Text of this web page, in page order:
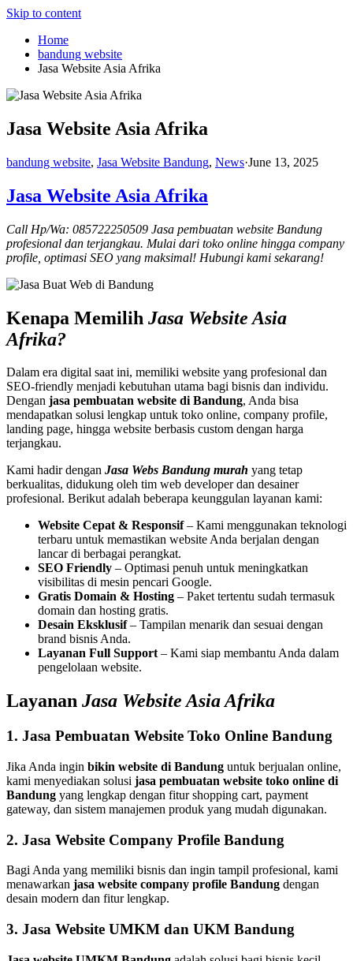
Skip to content
Home
bandung website
Jasa Website Asia Afrika
Jasa Website Asia Afrika
bandung website, Jasa Website Bandung, News·June 13, 2025
Jasa Website Asia Afrika
Call Hp/Wa: 085722250509 Jasa pembuatan website Bandung
profesional dan terjangkau. Mulai dari toko online hingga company
profile, optimasi SEO yang maksimal! Hubungi kami sekarang!
Kenapa Memilih Jasa Website Asia
Afrika?
Dalam era digital saat ini, memiliki website yang profesional dan
SEO-friendly menjadi kebutuhan utama bagi bisnis dan individu.
Dengan jasa pembuatan website di Bandung, Anda bisa
mendapatkan solusi lengkap untuk toko online, company profile,
landing page, hingga website berbasis custom dengan harga
terjangkau.
Kami hadir dengan Jasa Webs Bandung murah yang tetap
berkualitas, didukung oleh tim web developer dan desainer
profesional. Berikut adalah beberapa keunggulan layanan kami:
Website Cepat & Responsif– Kami menggunakan teknologi
terbaru untuk memastikan website Anda berjalan dengan
lancar di berbagai perangkat.
SEO Friendly – Optimasi penuh untuk meningkatkan
visibilitas di mesin pencari Google.
Gratis Domain & Hosting – Paket tertentu sudah termasuk
domain dan hosting gratis.
Desain Eksklusif– Tampilan menarik dan sesuai dengan
brand bisnis Anda.
Layanan Full Support– Kami siap membantu Anda dalam
pengelolaan website.
Layanan Jasa Website Asia Afrika
1. Jasa Pembuatan Website Toko Online Bandung
Jika Anda ingin bikin website di Bandung untuk berjualan online,
kami menyediakan solusi jasa pembuatan website toko online di
Bandung yang lengkap dengan fitur shopping cart, payment
gateway, dan sistem manajemen produk yang mudah digunakan.
2. Jasa Website Company Profile Bandung
Bagi Anda yang memiliki bisnis dan ingin tampil profesional, kami
menawarkan jasa website company profile Bandung dengan
desain modern dan fitur lengkap.
3. Jasa Website UMKM dan UKM Bandung